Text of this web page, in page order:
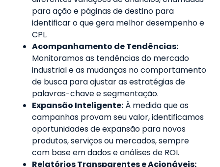
para ação e páginas de destino para
identificar o que gera melhor desempenho e
CPL.
Acompanhamento de Tendências:
Monitoramos as tendências do mercado
industrial e as mudanças no comportamento
de busca para ajustar as estratégias de
palavras-chave e segmentação.
Expansão Inteligente: À medida que as
campanhas provam seu valor, identificamos
oportunidades de expansão para novos
produtos, serviços ou mercados, sempre
com base em dados e análises de ROI.
Relatórios Transparentes e Acionáveis: